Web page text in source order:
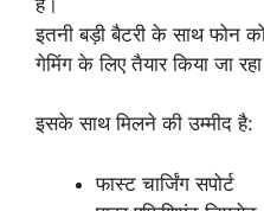
इतनी बड़ी बैटरी के साथ फोन को
गेमिंग के लिए तैयार किया जा
इसके साथ मिलने की उम्मीद है:
फास्ट चार्जिंग सपोर्ट